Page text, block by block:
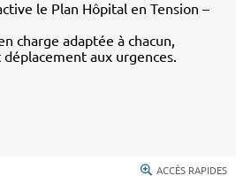
le Plan Hôpital en Tension –
charge adaptée à chacun,
aux urgences.
ACCÈS RAPIDES